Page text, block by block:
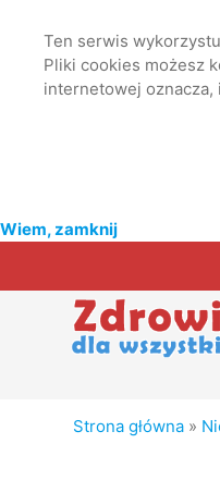
Ten serwis
Pliki cookies możesz
internetowej
Wiem, zamknij
Strona główna »